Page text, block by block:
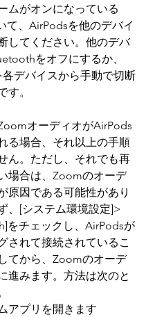
ムがオンになっている
て、AirPodsを他のデバイ
してください。他のデバ
をオフにするか、
デバイスから手動で切断
す。
オーディオがAirPods
る場合、それ以上の手順
ん。ただし、それでも再
場合は、Zoomのオーデ
原因である可能性があり
、[システム環境設定]>
をチェックし、AirPodsが
されて接続されているこ
てから、Zoomのオーデ
進みます。方法は次のと
アプリを開きます